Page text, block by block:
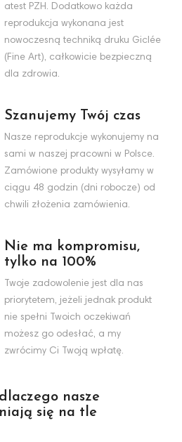
atest PZH. Dodatkowo każda
reprodukcja wykonana jest
nowoczesną techniką druku Giclée
(Fine Art), całkowicie bezpieczną
dla zdrowia.
Szanujemy Twój czas
Nasze reprodukcje wykonujemy na
sami w naszej pracowni w Polsce.
Zamówione produkty wysyłamy w
ciągu 48 godzin (dni robocze) od
chwili złożenia zamówienia.
Nie ma kompromisu,
tylko na 100%
Twoje zadowolenie jest dla nas
priorytetem, jeżeli jednak produkt
nie spełni Twoich oczekiwań
możesz go odesłać, a my
zwrócimy Ci Twoją wpłatę.
nasze
się na tle